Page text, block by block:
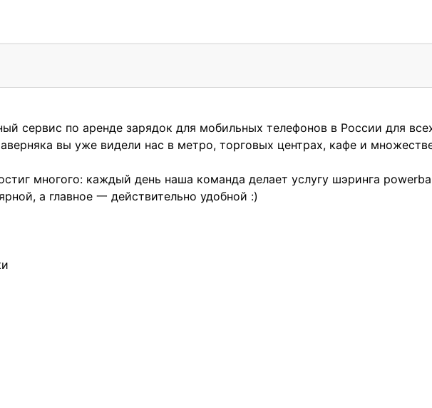
сервис по аренде зарядок для мобильных телефонов в России для
вы уже видели нас в метро, торговых центрах, кафе и
многого: каждый день наша команда делает услугу шэринга
а главное 一 действительно удобной :)